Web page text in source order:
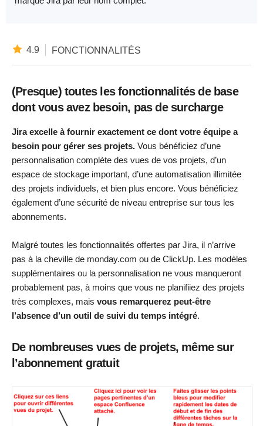
4.9 FONCTIONNALITÉS
(Presque) toutes les fonctionnalités de base
dont vous avez besoin, pas de surcharge
Jira excelle à fournir exactement ce dont votre équipe a
besoin pour gérer ses projets. Vous bénéficiez d’une
personnalisation complète des vues de vos projets, d’un
espace de stockage important, d’une automatisation illimitée
des projets individuels, et bien plus encore. Vous bénéficiez
également d’une sécurité de niveau entreprise sur tous les
abonnements.
Malgré toutes les fonctionnalités offertes par Jira, il n’arrive
pas à la cheville de monday.com ou de ClickUp. Les modèles
supplémentaires ou la personnalisation ne vous manqueront
probablement pas, à moins que vous ne planifiiez des projets
très complexes, mais vous remarquerez peut-être
l’absence d’un outil de suivi du temps intégré.
De nombreuses vues de projets, même sur
l’abonnement gratuit